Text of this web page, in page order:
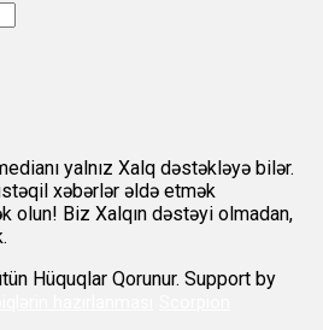
yalnız Xalq dəstəkləyə bilər.
xəbərlər əldə etmək
olun! Biz Xalqın dəstəyi olmadan,
Hüquqlar Qorunur. Support by